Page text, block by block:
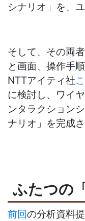
シナリオ」を、
そして、その両
と画面、操作手
NTTアイティ社
に検討し、ワイ
ンタラクション
ナリオ」を完成さ
ふたつの
前回の分析資料提